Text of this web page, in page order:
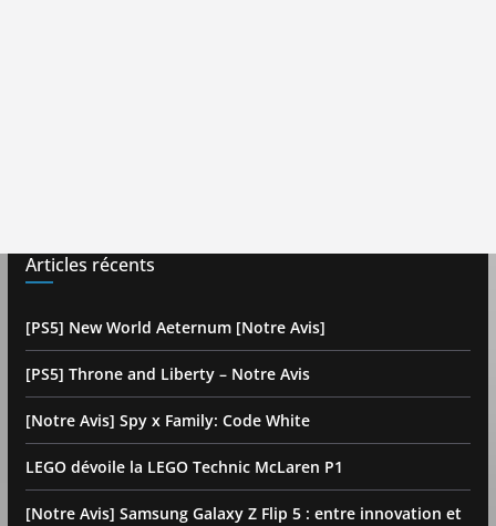
Articles récents
[PS5] New World Aeternum [Notre Avis]
[PS5] Throne and Liberty – Notre Avis
[Notre Avis] Spy x Family: Code White
LEGO dévoile la LEGO Technic McLaren P1
[Notre Avis] Samsung Galaxy Z Flip 5 : entre innovation et